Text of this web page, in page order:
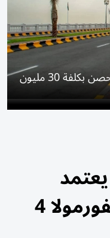
«طرق الشارقة» تنجز جسر جزيرة الحصن بكلفة 30 مليون
4